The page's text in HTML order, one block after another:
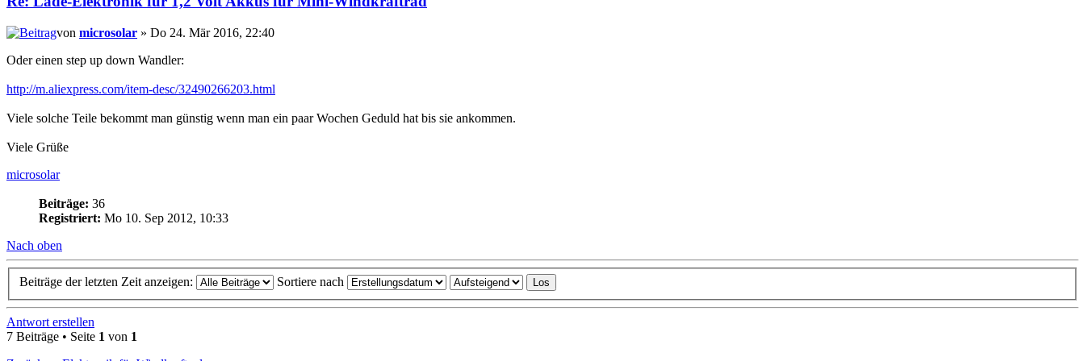
von microsolar » Do 24. Mär 2016, 22:40
Oder einen step up down Wandler:
http://m.aliexpress.com/item-desc/32490266203.html
Viele solche Teile bekommt man günstig wenn man ein paar Wochen Geduld hat bis sie ankommen.
Viele Grüße
microsolar
Beiträge: 36
Registriert: Mo 10. Sep 2012, 10:33
Nach oben
Beiträge der letzten Zeit anzeigen: Sortiere nach
Antwort erstellen
7 Beiträge • Seite 1 von 1